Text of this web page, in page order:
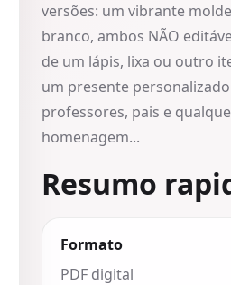
versões: um vibrante
branco, ambos NÃO
de um lápis, lixa ou outro
um presente
professores, pais e
homenagem...
Resumo
Formato
PDF digital